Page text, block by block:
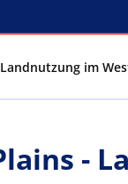
im
-